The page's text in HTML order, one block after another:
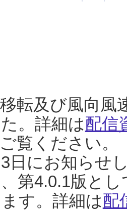
転及び風向風
。詳細は配信
覧ください。
日にお知らせ
第4.0.1版と
す。詳細は配